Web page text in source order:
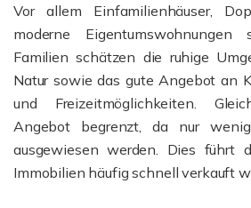
Vor allem Einfamilienhäuser,
moderne
Familien schätzen die ruhige
Natur sowie das gute Angebot an
und Freizeitmöglichkeiten.
Angebot begrenzt, da nur
ausgewiesen werden. Dies führt
Immobilien häufig schnell verkauft